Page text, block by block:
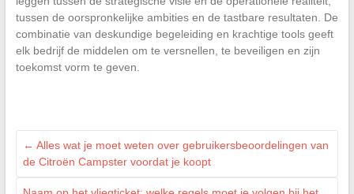
tussen de oorspronkelijke ambities en de tastbare resultaten. De
combinatie van deskundige begeleiding en krachtige tools geeft
elk bedrijf de middelen om te versnellen, te beveiligen en zijn
toekomst vorm te geven.
← Alles wat je moet weten over gebruikersbeoordelingen van
de Citroën Campster voordat je koopt